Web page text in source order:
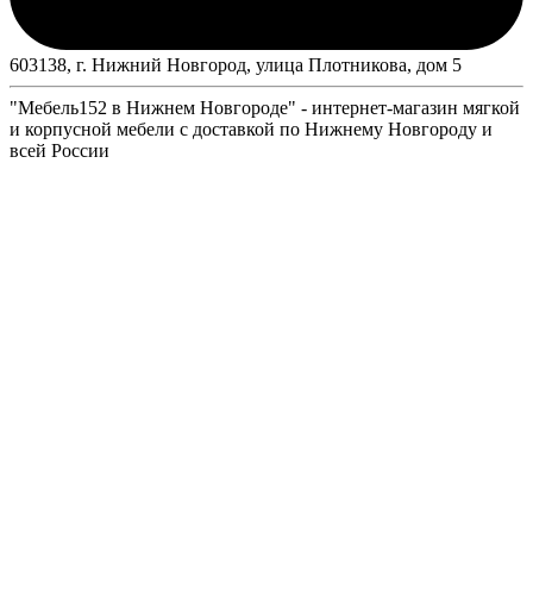
603138, г. Нижний Новгород, улица Плотникова, дом 5
"Мебель152 в Нижнем Новгороде" - интернет-магазин мягкой
и корпусной мебели с доставкой по Нижнему Новгороду и
всей России